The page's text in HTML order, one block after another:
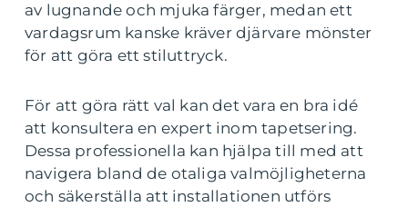
av lugnande och mjuka färger, medan ett
vardagsrum kanske kräver djärvare mönster
för att göra ett stiluttryck.
För att göra rätt val kan det vara en bra idé
att konsultera en expert inom tapetsering.
Dessa professionella kan hjälpa till med att
navigera bland de otaliga valmöjligheterna
och säkerställa att installationen utförs